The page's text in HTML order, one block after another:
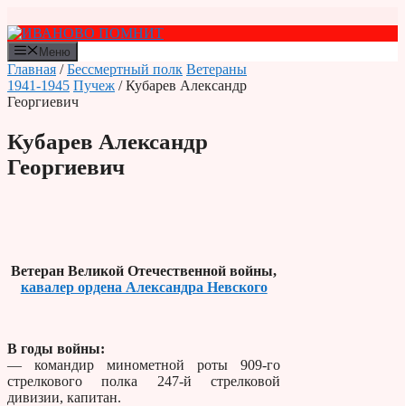
к
содержимому
Меню
Главная /Бессмертный полк Ветераны
1941-1945 Пучеж / Кубарев Александр
Георгиевич
Кубарев Александр
Георгиевич
Ветеран Великой Отечественной войны,
кавалер ордена Александра Невского
В годы войны:
— командир минометной роты 909-го
стрелкового полка 247-й стрелковой
дивизии, капитан.